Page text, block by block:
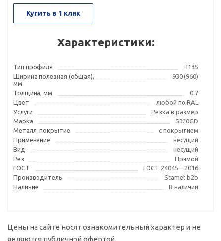
Купить в 1 клик
Характеристики:
Тип профиля
Н135
Ширина полезная (общая),
мм
930 (960)
Толщина, мм
0.7
Цвет
любой по RAL
Услуги
Резка в размер
Марка
S320GD
Металл, покрытие
с покрытием
Применение
несущий
Вид
несущий
Рез
Прямой
ГОСТ
ГОСТ 24045—2016
Производитель
Stamet b2b
Наличие
В наличии
Цены на сайте носят ознакомительный характер и не
являются публичной офертой.